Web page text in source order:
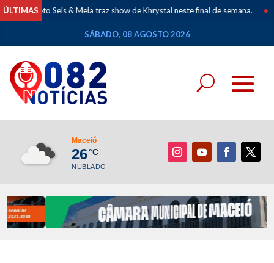
ÚLTIMAS
Seis & Meia traz show de Khrystal neste final de semana. •
SÁBADO, 08 AGOSTO 2026
Maceió
26°C
NUBLADO